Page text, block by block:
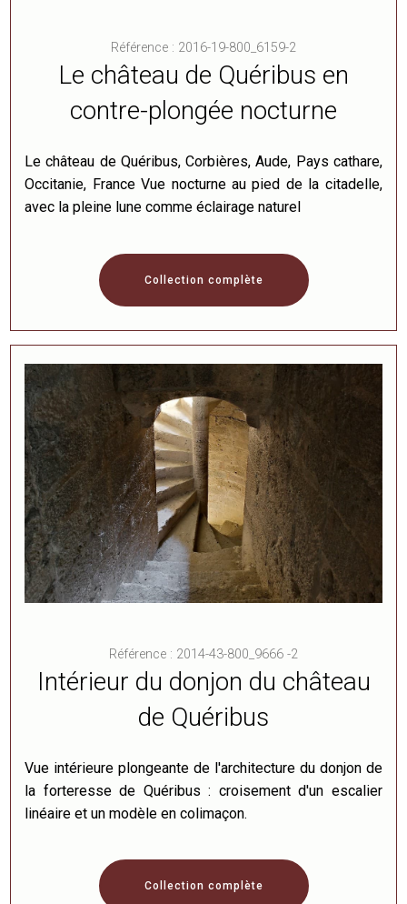
Référence : 2016-19-800_6159-2
Le château de Quéribus en
contre-plongée nocturne
Le château de Quéribus, Corbières, Aude, Pays cathare,
Occitanie, France Vue nocturne au pied de la citadelle,
avec la pleine lune comme éclairage naturel
Collection complète
Référence : 2014-43-800_9666 -2
Intérieur du donjon du château
de Quéribus
Vue intérieure plongeante de l'architecture du donjon de
la forteresse de Quéribus : croisement d'un escalier
linéaire et un modèle en colimaçon.
Collection complète